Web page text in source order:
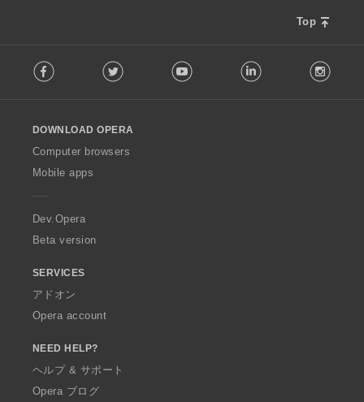
Top
o
w
O
p
a
Facebook Twitter Youtube LinkedIn
DOWNLOAD OPERA
Computer browsers
Mobile apps
Dev.Opera
Beta version
SERVICES
アドオン
Opera account
NEED HELP?
ヘルプ & サポート
Opera ブログ